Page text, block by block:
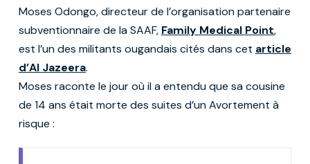
Moses Odongo, directeur de l’organisation partenaire
subventionnaire de la SAAF, Family Medical Point,
est l’un des militants ougandais cités dans cet article
d’Al Jazeera.
Moses raconte le jour où il a entendu que sa cousine
de 14 ans était morte des suites d’un Avortement à
risque :